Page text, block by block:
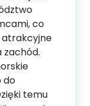
co
atrakcyjne
zachód.
do
temu